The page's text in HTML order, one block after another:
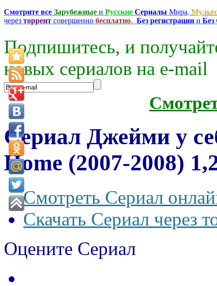
Смотрите все Зарубежные и Русские Сериалы Мира,
через торрент совершенно бесплатно. Без регистрации и
Подпишитесь, и
новых сериалов на e-mаil
Сериал Джейми у
Home (2007-2008)
Смотреть Сериал
Скачать Сериал через
Оцените Сериал